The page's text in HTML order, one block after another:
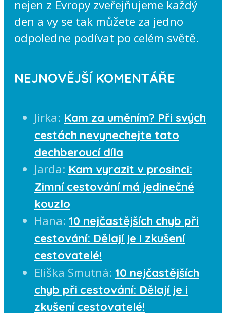
nejen z Evropy zveřejňujeme každý
den a vy se tak můžete za jedno
odpoledne podívat po celém světě.
NEJNOVĚJŠÍ KOMENTÁŘE
Jirka: Kam za uměním? Při svých
cestách nevynechejte tato
dechberoucí díla
Jarda: Kam vyrazit v prosinci:
Zimní cestování má jedinečné
kouzlo
Hana: 10 nejčastějších chyb při
cestování: Dělají je i zkušení
cestovatelé!
Eliška Smutná: 10 nejčastějších
chyb při cestování: Dělají je i
zkušení cestovatelé!